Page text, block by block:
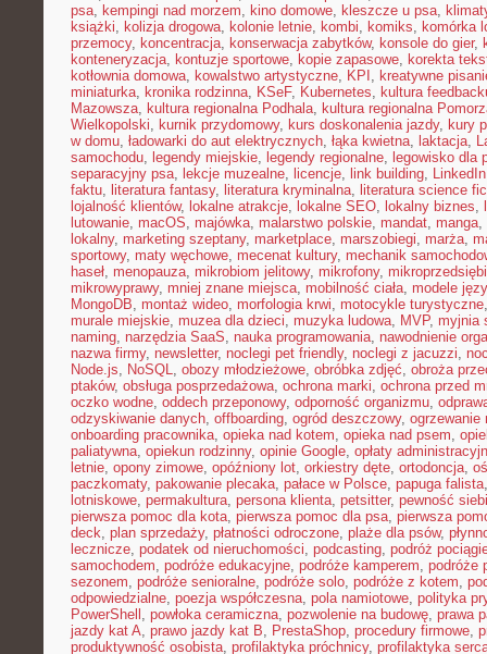
psa, kempingi nad morzem, kino domowe, kleszcze u psa,
książki, kolizja drogowa, kolonie letnie, kombi, komiks, komórka
przemocy, koncentracja, konserwacja zabytków, konsole do gier,
konteneryzacja, kontuzje sportowe, kopie zapasowe, korekta
kotłownia domowa, kowalstwo artystyczne, KPI , kreatywne
miniaturka, kronika rodzinna, KSeF, Kubernetes, kultura
Mazowsza, kultura regionalna Podhala, kultura regionalna
Wielkopolski, kurnik przydomowy, kurs doskonalenia jazdy, kury
w domu, ładowarki do aut elektrycznych, łąka kwietna, laktacja,
samochodu, legendy miejskie, legendy regionalne, legowisko dla
separacyjny psa, lekcje muzealne, licencje, link building,
faktu, literatura fantasy, literatura kryminalna, literatura science
lojalność klientów, lokalne atrakcje, lokalne SEO, lokalny biznes,
lutowanie, macOS, majówka, malarstwo polskie, mandat, manga,
lokalny, marketing szeptany, marketplace, marszobiegi, marża,
sportowy, maty węchowe, mecenat kultury, mechanik
haseł, menopauza, mikrobiom jelitowy, mikrofony,
mikrowyprawy, mniej znane miejsca, mobilność ciała, modele
MongoDB, montaż wideo, morfologia krwi, motocykle turystyczne
murale miejskie, muzea dla dzieci, muzyka ludowa, MVP, myjnia
naming, narzędzia SaaS, nauka programowania, nawodnienie
nazwa firmy, newsletter, noclegi pet friendly, noclegi z jacuzzi,
Node.js, NoSQL, obozy młodzieżowe, obróbka zdjęć, obroża
ptaków, obsługa posprzedażowa, ochrona marki, ochrona przed
oczko wodne, oddech przeponowy, odporność organizmu,
odzyskiwanie danych, offboarding, ogród deszczowy, ogrzewanie
onboarding pracownika, opieka nad kotem, opieka nad psem,
paliatywna, opiekun rodzinny, opinie Google, opłaty
letnie, opony zimowe, opóźniony lot, orkiestry dęte, ortodoncja,
paczkomaty, pakowanie plecaka, pałace w Polsce, papuga falista
lotniskowe, permakultura, persona klienta, petsitter, pewność
pierwsza pomoc dla kota, pierwsza pomoc dla psa, pierwsza
deck, plan sprzedaży, płatności odroczone, plaże dla psów,
lecznicze, podatek od nieruchomości, podcasting, podróż
samochodem, podróże edukacyjne, podróże kamperem, podróże
sezonem, podróże senioralne, podróże solo, podróże z kotem,
odpowiedzialne, poezja współczesna, pola namiotowe, polityka
PowerShell , powłoka ceramiczna, pozwolenie na budowę, prawa
jazdy kat A, prawo jazdy kat B, PrestaShop, procedury firmowe,
produktywność osobista, profilaktyka próchnicy, profilaktyka